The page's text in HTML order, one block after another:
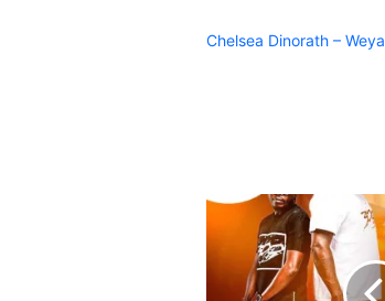
Chelsea Dinorath – Weya
BC
Naice
Zulu